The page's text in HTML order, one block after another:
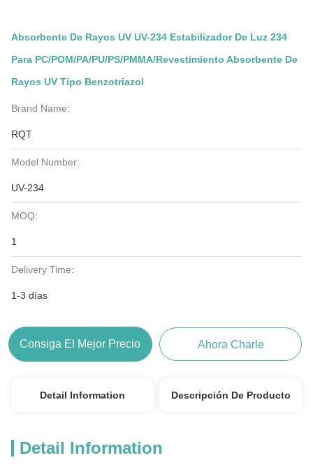
Absorbente De Rayos UV UV-234 Estabilizador De Luz 234
Para PC/POM/PA/PU/PS/PMMA/Revestimiento Absorbente De
Rayos UV Tipo Benzotriazol
Brand Name:
RQT
Model Number:
UV-234
MOQ:
1
Delivery Time:
1-3 días
Consiga El Mejor Precio Ahora Charle
Detail Information Descripción De Producto
Detail Information